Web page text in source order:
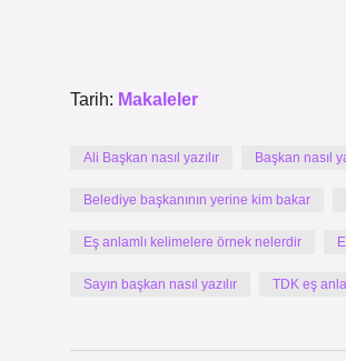
Tarih: Makaleler
Ali Başkan nasıl yazılır Başkan nasıl
Belediye başkanının yerine kim bakar
Eş anlamlı kelimelere örnek nelerdir
Sayın başkan nasıl yazılır TDK eş